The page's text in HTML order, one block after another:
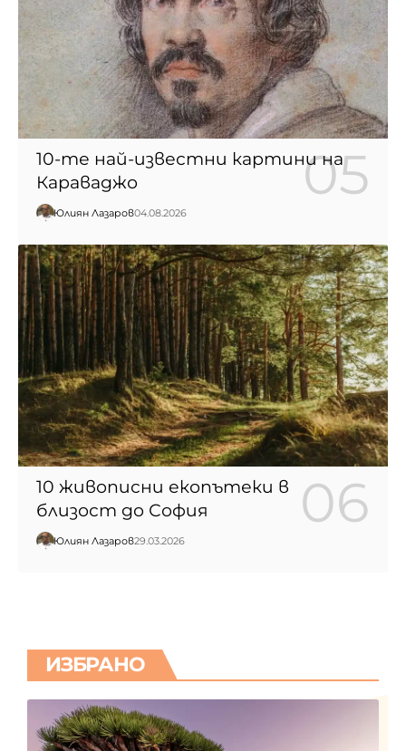
10-те най-известни картини на
Караваджо
Юлиян Лазаров04.08.2026
10 живописни екопътеки в
близост до София
Юлиян Лазаров29.03.2026
ИЗБРАНО